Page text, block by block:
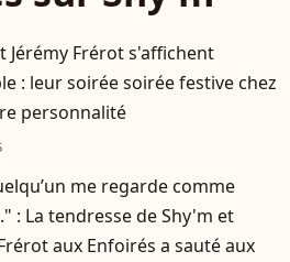
Jérémy Frérot s'affichent
: leur soirée soirée festive chez
personnalité
me regarde comme
: La tendresse de Shy'm et
aux Enfoirés a sauté aux